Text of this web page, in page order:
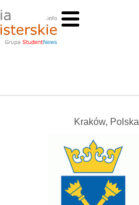
Kraków, Polska